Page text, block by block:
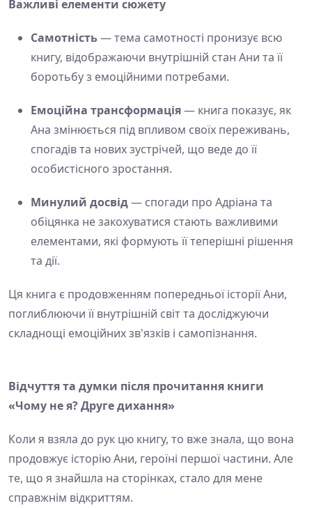
Важливі елементи сюжету
Самотність— тема самотності пронизує всю
книгу, відображаючи внутрішній стан Ани та її
боротьбу з емоційними потребами.
Емоційна трансформація— книга показує, як
Ана змінюється під впливом своїх переживань,
спогадів та нових зустрічей, що веде до її
особистісного зростання.
Минулий досвід— спогади про Адріана та
обіцянка не закохуватися стають важливими
елементами, які формують її теперішні рішення
та дії.
Ця книга є продовженням попередньої історії Ани,
поглиблюючи її внутрішній світ та досліджуючи
складнощі емоційних зв'язків і самопізнання.
Відчуття та думки після прочитання книги
«Чому не я? Друге дихання»
Коли я взяла до рук цю книгу, то вже знала, що вона
продовжує історію Ани, героїні першої частини. Але
те, що я знайшла на сторінках, стало для мене
справжнім відкриттям.